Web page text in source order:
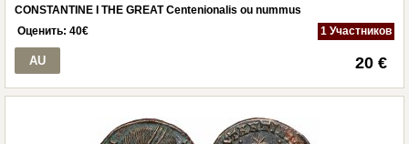
CONSTANTINE I THE GREAT Centenionalis ou nummus
Оценить: 40€ 1 Участников
AU 20 €